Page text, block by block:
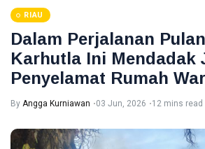
Pelalawan
Diserang
Beruang
Madu,
BBKSDA
Riau
Pasang
Kandang
08
2026
views
HUKRIM
DPO
Kasus
Ditangkap
di Hotel
Aug,
2026
views
RIAU
Dalam Perjalanan
Karhutla Ini Mendadak
Penyelamat Rumah
By Angga Kurniawan 03 Jun, 2026 12 mins read